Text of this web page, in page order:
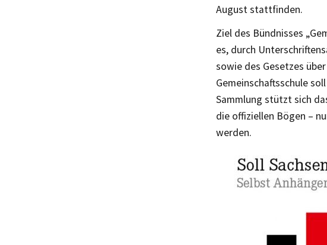
August stattfinden.
Ziel des Bündnisses
es, durch
sowie des Gesetzes
Gemeinschaftsschule
Sammlung stützt sich
die offiziellen Bögen –
werden.